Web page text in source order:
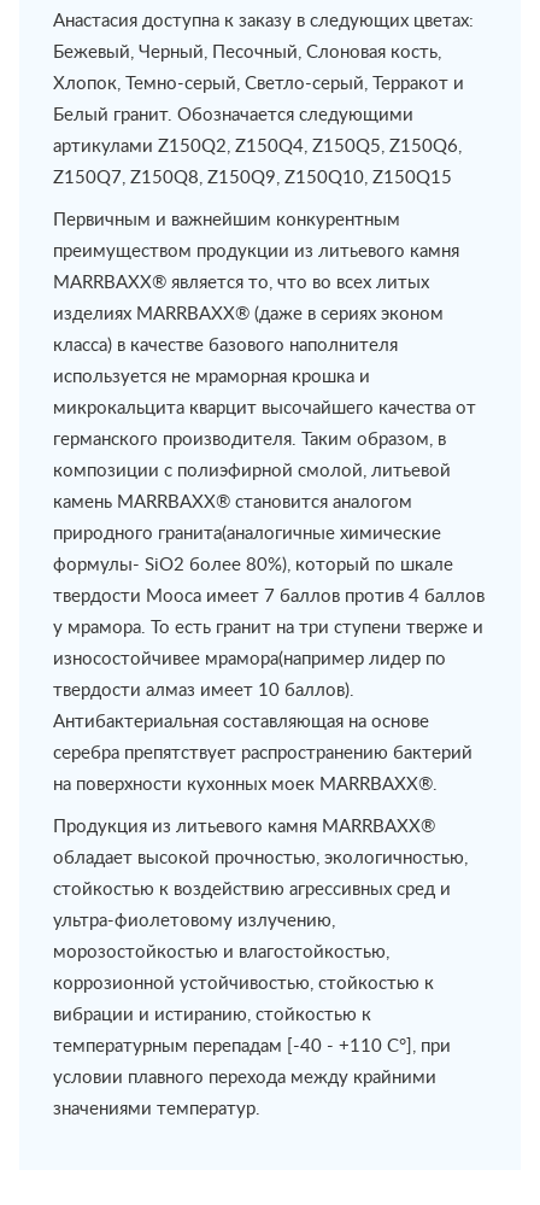
Анастасия доступна к заказу в следующих цветах:
Бежевый, Черный, Песочный, Слоновая кость,
Хлопок, Темно-серый, Светло-серый, Терракот и
Белый гранит. Обозначается следующими
артикулами Z150Q2, Z150Q4, Z150Q5, Z150Q6,
Z150Q7, Z150Q8, Z150Q9, Z150Q10, Z150Q15
Первичным и важнейшим конкурентным
преимуществом продукции из литьевого камня
МАRRВАХХ® является то, что во всех литых
изделиях МАRRВАХХ® (даже в сериях эконом
класса) в качестве базового наполнителя
используется не мраморная крошка и
микрокальцита кварцит высочайшего качества от
германского производителя. Таким образом, в
композиции с полиэфирной смолой, литьевой
камень МАRRВАХХ® становится аналогом
природного гранита(аналогичные химические
формулы- SiO2 более 80%), который по шкале
твердости Мооса имеет 7 баллов против 4 баллов
у мрамора. То есть гранит на три ступени тверже и
износостойчивее мрамора(например лидер по
твердости алмаз имеет 10 баллов).
Антибактериальная составляющая на основе
серебра препятствует распространению бактерий
на поверхности кухонных моек МАRRВАХХ®.
Продукция из литьевого камня МАRRВАХХ®
обладает высокой прочностью, экологичностью,
стойкостью к воздействию агрессивных сред и
ультра-фиолетовому излучению,
морозостойкостью и влагостойкостью,
коррозионной устойчивостью, стойкостью к
вибрации и истиранию, стойкостью к
температурным перепадам [-40 - +110 С°], при
условии плавного перехода между крайними
значениями температур.